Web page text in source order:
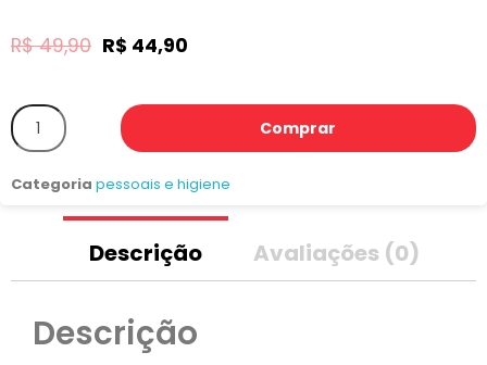
R$49,90 R$ 44,90
Comprar
Categoria pessoais e higiene
Descrição Avaliações (0)
Descrição